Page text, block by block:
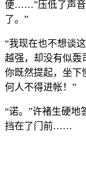
便……”压低了声音
了。”
“我现在也不想谈
越强，却没有似轰
你既然提起，坐
何人不得进帐！”
“诺。”许褚生硬地
挡在了门前……